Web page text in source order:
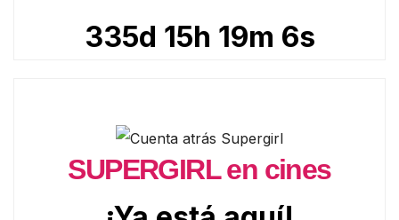
335d 15h 19m 4s
SUPERGIRL en cines